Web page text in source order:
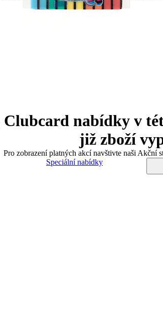
Clubcard nabídky v
již zboží
Pro zobrazení platných akcí navštivte naši Akční
Speciální nabídky